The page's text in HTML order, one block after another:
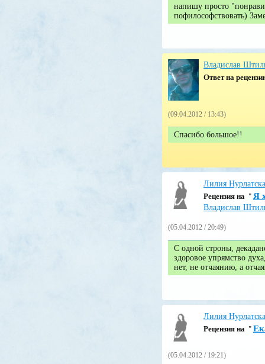
напишу просто
пофилософствовать)
Владислав
Ответ на
(09.04.2012 / 13:43)
Спасибо большое!!
Лилия
Pецензия на " Я
Владислав
(05.04.2012 / 20:49)
С одной строны,
здоровое упрямство
нет, не отчаянию, а
Лилия
Pецензия на "
(05.04.2012 / 19:21)